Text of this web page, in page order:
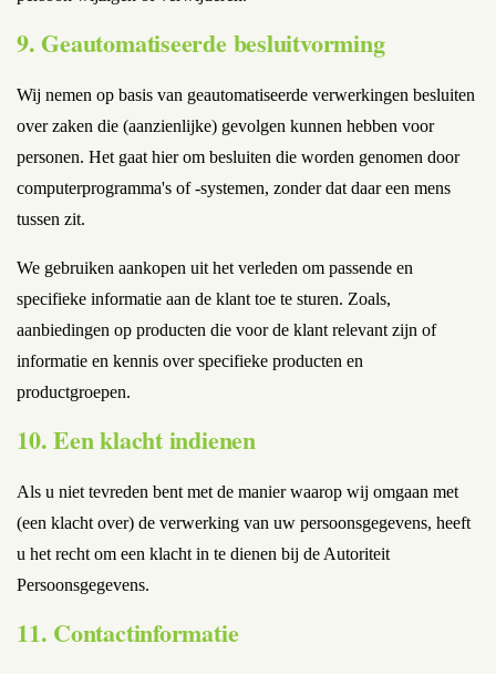
9. Geautomatiseerde besluitvorming
Wij nemen op basis van geautomatiseerde verwerkingen besluiten
over zaken die (aanzienlijke) gevolgen kunnen hebben voor
personen. Het gaat hier om besluiten die worden genomen door
computerprogramma's of -systemen, zonder dat daar een mens
tussen zit.
We gebruiken aankopen uit het verleden om passende en
specifieke informatie aan de klant toe te sturen. Zoals,
aanbiedingen op producten die voor de klant relevant zijn of
informatie en kennis over specifieke producten en
productgroepen.
10. Een klacht indienen
Als u niet tevreden bent met de manier waarop wij omgaan met
(een klacht over) de verwerking van uw persoonsgegevens, heeft
u het recht om een klacht in te dienen bij de Autoriteit
Persoonsgegevens.
11. Contactinformatie